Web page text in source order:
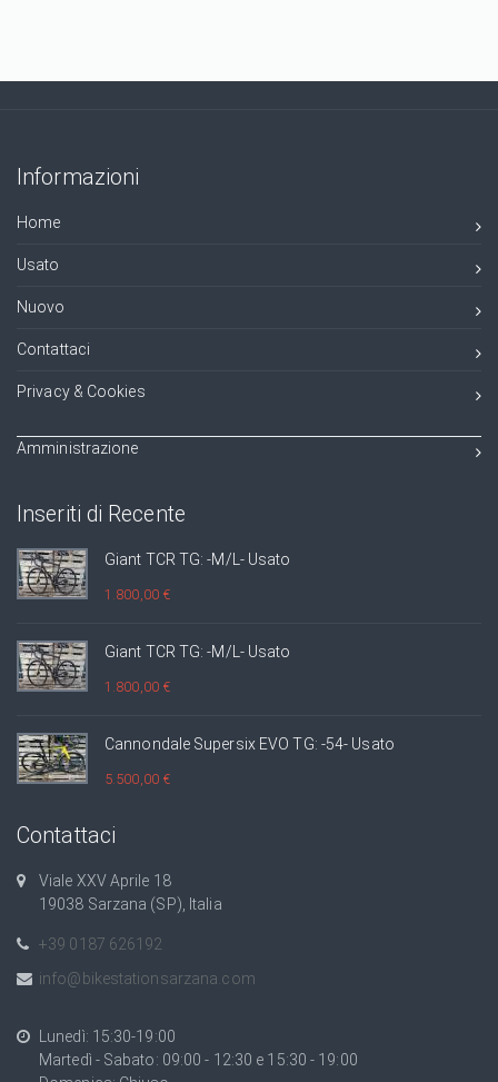
Informazioni
Home
Usato
Nuovo
Contattaci
Privacy & Cookies
Amministrazione
Inseriti di Recente
Giant TCR TG: -M/L- Usato
1.800,00 €
Giant TCR TG: -M/L- Usato
1.800,00 €
Cannondale Supersix EVO TG: -54- Usato
5.500,00 €
Contattaci
Viale XXV Aprile 18
19038 Sarzana (SP), Italia
+39 0187 626192
info@bikestationsarzana.com
Lunedì: 15:30-19:00
Martedì - Sabato: 09:00 - 12:30 e 15:30 - 19:00